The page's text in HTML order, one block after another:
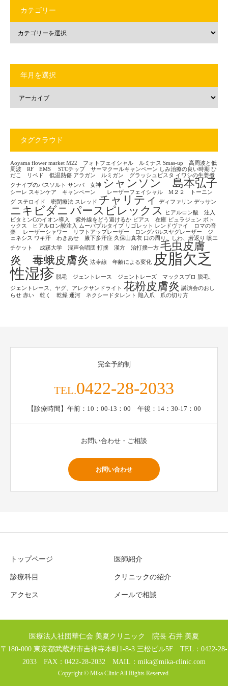
カテゴリー
年月を選択
タグクラウド
Aoyama flower market M22 フォトフェイシャル ルミナス Smas-up 高周波と低
周波 RF EMS
STCチップ サーマクールキャンペーン しみ治療の良い時期 ひ
だこ リベド 低温熱傷 アラガン ルミガン グラッシュビスタ イワシの生姜煮
クナイプのバスソルト サンバ 女神 シャンソン 島本弘子
シーレ スキンケア キャンペーン レーザーフェイシャル M２２ トーニン
グ ステロイド 密閉療法 スレッド チャリティ ディファリン デッサン
ニキビダニ パースピレックス
ヒアルロン酸 注入
ビタミンCのイオン導入 紫外線をどう避けるか ピアス 在庫 ピュラジェン ボト
ックス ヒアルロン酸注入
ムーバブルタイプ リゴレット レンドヴァイ ロマの音
楽
レーザーシャワー リフトアップレーザー ロングパルスヤグレーザー ジ
ェネシス ワキ汗 わきあせ 腋下多汗症 久保山真衣 口の周り、しわ、若返り 咳エ
チケット
成蹊大学 混声合唱団 打撲 漢方 治打撲一方 毛虫皮膚
炎 毒蛾皮膚炎 法令線 年齢による変化
皮脂欠乏
性湿疹 脱毛 ジェントレース ジェントレーズ マックスプロ
脱毛、
ジェントレース、ヤグ、アレクサンドライト 花粉皮膚炎 講演会のおし
らせ 赤い 乾く 乾燥 運河 ネクシードタレント 陥入爪 爪の切り方
完全予約制
TEL.0422-28-2033
【診療時間】午前：10：00-13：00 午後：14：30-17：00
お問い合わせ・ご相談
お問い合わせ
トップページ 医師紹介
診療科目 クリニックの紹介
アクセス メールで相談
医療法人社団華仁会 美夏クリニック 院長 石井 美夏
〒180-000 東京都武蔵野市吉祥寺本町1-8-3 三松ビル5F TEL：0422-28-
2033 FAX：0422-28-2032 MAIL： mika@mika-clinic.com
Copyright © Mika Clinic All Rights Reserved.